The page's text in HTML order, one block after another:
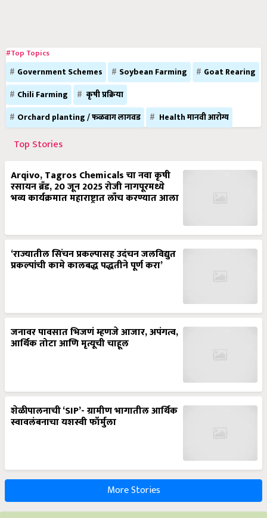
#Top Topics
Government Schemes Soybean Farming
Goat Rearing
Chili Farming
कृषी प्रक्रिया
Orchard planting / फळबाग लागवड
Health मानवी आरोग्य
Top Stories
Arqivo, Tagros Chemicals चा नवा कृषी
रसायन ब्रँड, 20 जून 2025 रोजी नागपूरमध्ये
भव्य कार्यक्रमात महाराष्ट्रात लाँच करण्यात आला
‘राज्यातील सिंचन प्रकल्पासह उदंचन जलविद्युत
प्रकल्पांची कामे कालबद्ध पद्धतीने पूर्ण करा’
जनावर पावसात भिजणं म्हणजे आजार, अपंगत्व,
आर्थिक तोटा आणि मृत्यूची चाहूल
शेळीपालनाची ‘SIP’- ग्रामीण भागातील आर्थिक
स्वावलंबनाचा यशस्वी फॉर्मुला
More Stories